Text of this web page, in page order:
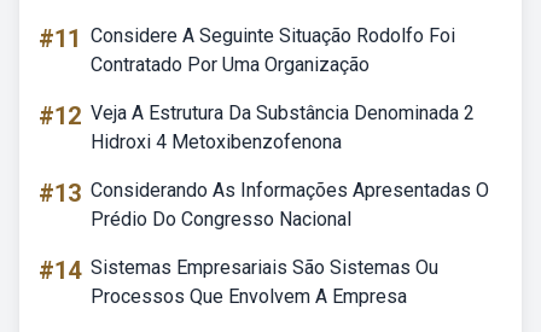
#11 Considere A Seguinte Situação Rodolfo Foi
Contratado Por Uma Organização
#12 Veja A Estrutura Da Substância Denominada 2
Hidroxi 4 Metoxibenzofenona
#13 Considerando As Informações Apresentadas O
Prédio Do Congresso Nacional
#14 Sistemas Empresariais São Sistemas Ou
Processos Que Envolvem A Empresa